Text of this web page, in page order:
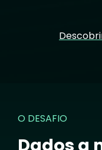
O DESAFIO
Dados a